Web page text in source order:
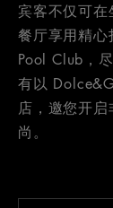
宾客不仅可
餐厅享用精心
Pool Club，
有以
店，邀您开
尚。